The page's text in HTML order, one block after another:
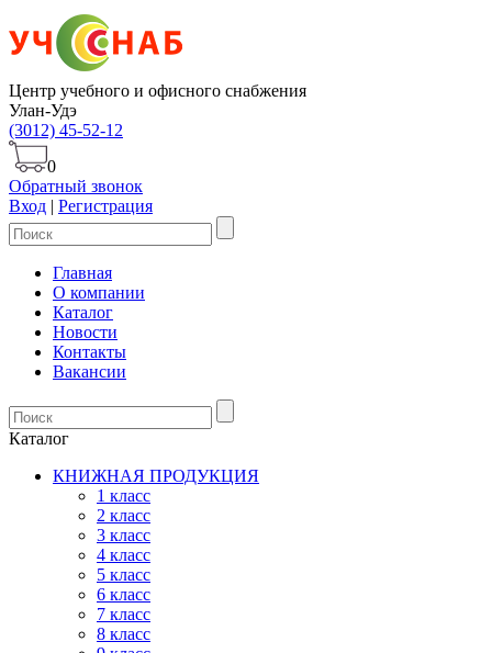
Центр учебного и офисного снабжения
Улан-Удэ
(3012) 45-52-12
0
Обратный звонок
Вход | Регистрация
Главная
О компании
Каталог
Новости
Контакты
Вакансии
Каталог
КНИЖНАЯ ПРОДУКЦИЯ
1 класс
2 класс
3 класс
4 класс
5 класс
6 класс
7 класс
8 класс